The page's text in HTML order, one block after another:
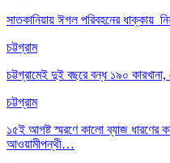
সাতকানিয়ায় ঈগল পরিবহনের ধাক্কায়
চট্টগ্রাম
চট্টগ্রামেই দুই বছরে বন্ধ ১৯০ কারখানা,
চট্টগ্রাম
১৫ই আগষ্ট স্মরণে কালো ব্যাজ ধারণের
আওয়ামীপন্থী…